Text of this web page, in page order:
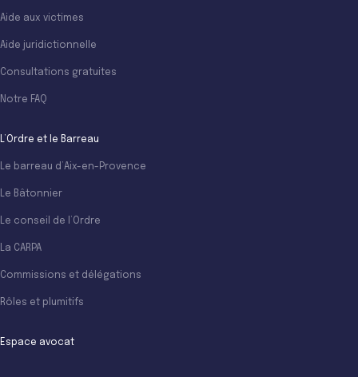
Aide aux victimes
Aide juridictionnelle
Consultations gratuites
Notre FAQ
L’Ordre et le Barreau
Le barreau d’Aix-en-Provence
Le Bâtonnier
Le conseil de l’Ordre
La CARPA
Commissions et délégations
Rôles et plumitifs
Espace avocat